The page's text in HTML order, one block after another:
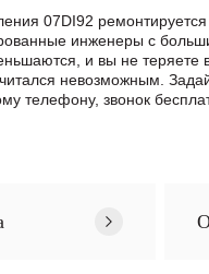
07DI92
инженеры с
и вы не теряете
невозможным.
телефону, звонок